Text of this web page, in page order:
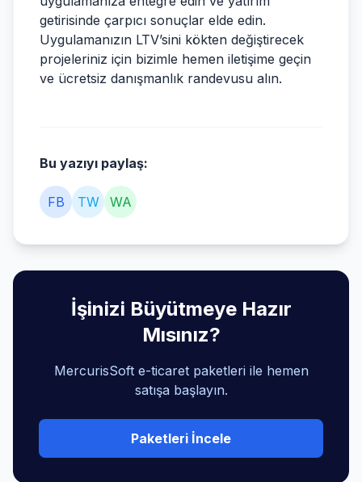
getirisinde çarpıcı sonuçlar elde edin.
Uygulamanızın LTV’sini kökten değiştirecek
projeleriniz için bizimle hemen iletişime geçin
ve ücretsiz danışmanlık randevusu alın.
Bu yazıyı paylaş:
FB TW WA
İşinizi Büyütmeye Hazır
Mısınız?
MercurisSoft e-ticaret paketleri ile hemen
satışa başlayın.
Paketleri İncele